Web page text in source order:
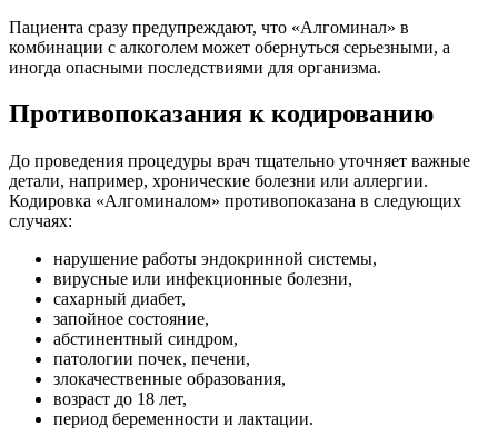
Пациента сразу предупреждают, что «Алгоминал» в
комбинации с алкоголем может обернуться серьезными, а
иногда опасными последствиями для организма.
Противопоказания к кодированию
До проведения процедуры врач тщательно уточняет важные
детали, например, хронические болезни или аллергии.
Кодировка «Алгоминалом» противопоказана в следующих
случаях:
нарушение работы эндокринной системы,
вирусные или инфекционные болезни,
сахарный диабет,
запойное состояние,
абстинентный синдром,
патологии почек, печени,
злокачественные образования,
возраст до 18 лет,
период беременности и лактации.